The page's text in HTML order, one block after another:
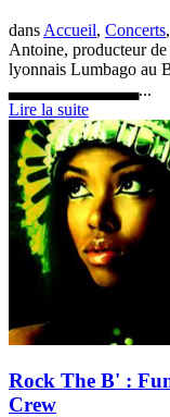
dans Accueil, Concerts,
Antoine, producteur
lyonnais Lumbago au
▃▃▃▃▃▃▃▃▃▃...
Lire la suite
Rock The B' :
Crew